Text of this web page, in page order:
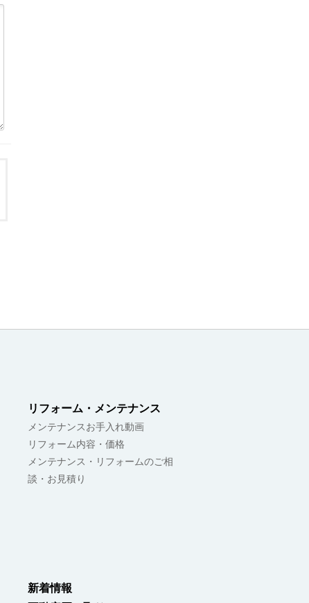
リフォーム・メンテナンス
メンテナンスお手入れ動画
リフォーム内容・価格
メンテナンス・リフォームのご相
談・お見積り
新着情報